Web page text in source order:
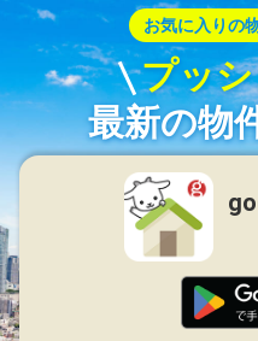
お気に入りの
プッ
最新の物